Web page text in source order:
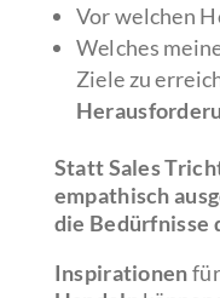
Vor welchen
Welches
Ziele zu
Statt Sales
empathisch
die Bedürfnisse
Inspirationen